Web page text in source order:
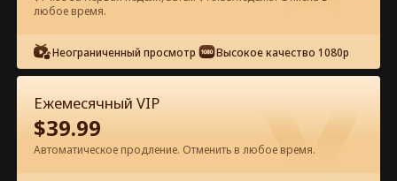
любое время.
Неограниченный просмотр Высокое качество 1080p
Ежемесячный VIP
$39.99
Автоматическое продление. Отменить в любое время.